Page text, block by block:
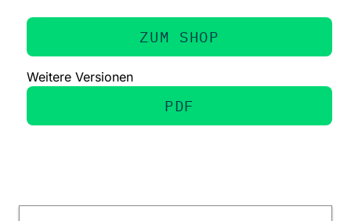
ZUM SHOP
Weitere Versionen
PDF